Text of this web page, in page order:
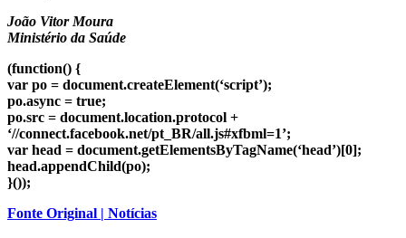
João Vitor Moura
Ministério da Saúde
(function() {
var po = document.createElement(‘script’);
po.async = true;
po.src = document.location.protocol +
‘//connect.facebook.net/pt_BR/all.js#xfbml=1’;
var head = document.getElementsByTagName(‘head’)[0];
head.appendChild(po);
}());
Fonte Original | Notícias